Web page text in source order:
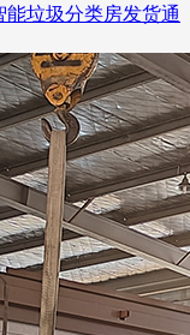
能垃圾分类房发货通